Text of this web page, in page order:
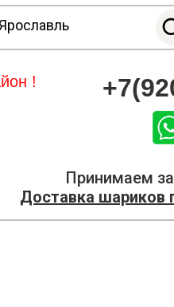
Ярославль
Принимаем
Доставка шариков
!